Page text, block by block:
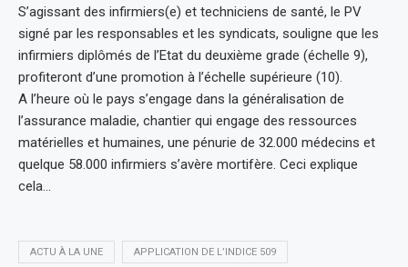
S’agissant des infirmiers(e) et techniciens de santé, le PV
signé par les responsables et les syndicats, souligne que les
infirmiers diplômés de l’Etat du deuxième grade (échelle 9),
profiteront d’une promotion à l’échelle supérieure (10).
A l’heure où le pays s’engage dans la généralisation de
l’assurance maladie, chantier qui engage des ressources
matérielles et humaines, une pénurie de 32.000 médecins et
quelque 58.000 infirmiers s’avère mortifère. Ceci explique
cela…
ACTU À LA UNE APPLICATION DE L’INDICE 509